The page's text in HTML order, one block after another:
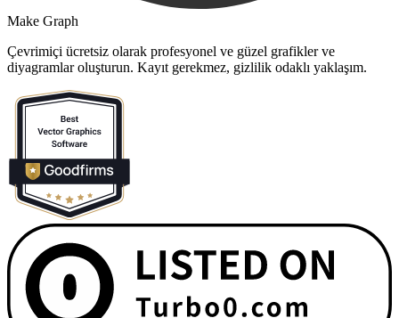
Make Graph
Çevrimiçi ücretsiz olarak profesyonel ve güzel grafikler ve
diyagramlar oluşturun. Kayıt gerekmez, gizlilik odaklı yaklaşım.